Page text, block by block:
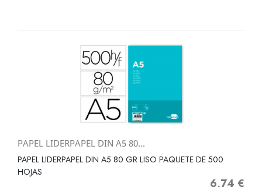
PAPEL LIDERPAPEL DIN A5 80...
PAPEL LIDERPAPEL DIN A5 80 GR LISO PAQUETE DE 500
HOJAS
Precio
6,74 €